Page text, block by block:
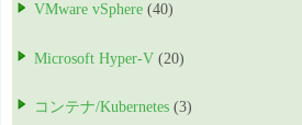
VMware vSphere (40)
Microsoft Hyper-V (20)
コンテナ/Kubernetes (3)